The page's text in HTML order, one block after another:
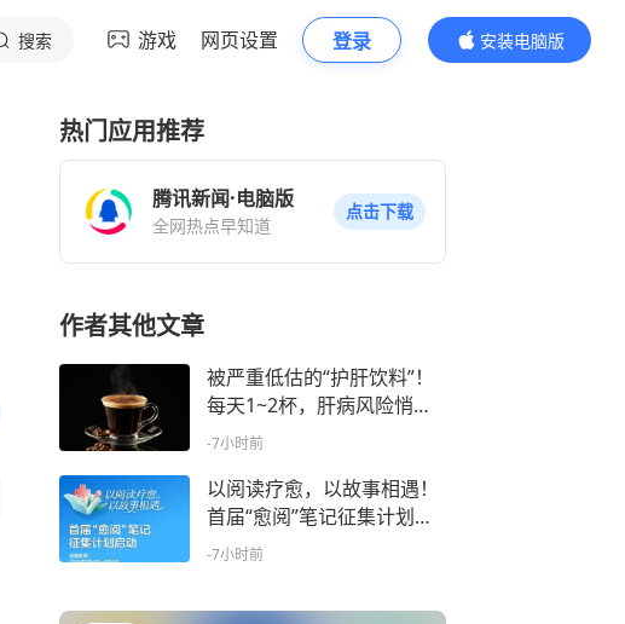
搜索 游戏 网页设置 登录
安装电脑版
内容更精彩
热门应用推荐
腾讯新闻·电脑版
全网热点早知道
点击下载
作者其他文章
被严重低估的“护肝饮料”！
每天1~2杯，肝病风险悄悄
下降
-7小时前
以阅读疗愈，以故事相遇！
首届“愈阅”笔记征集计划启
动
-7小时前